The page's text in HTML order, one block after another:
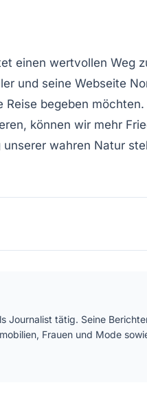
einen wertvollen Weg
und seine Webseite
begeben
können wir mehr
wahren Natur
Journalist tätig. Seine
Frauen und Mode